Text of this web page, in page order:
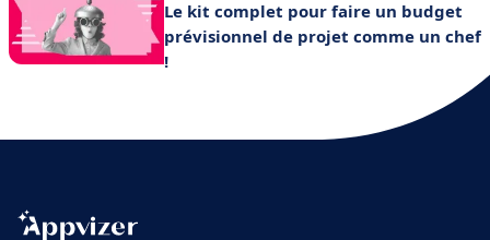
Le kit complet pour faire un budget
prévisionnel de projet comme un chef
!